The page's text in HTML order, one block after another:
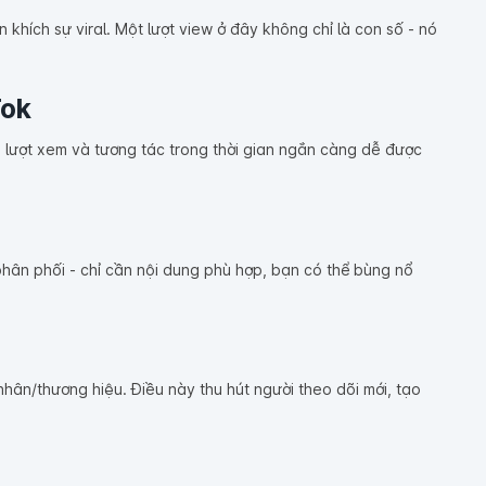
sự viral. Một lượt view ở đây không chỉ là con số - nó
xem và tương tác trong thời gian ngắn càng dễ được
phối - chỉ cần nội dung phù hợp, bạn có thể bùng nổ
thương hiệu. Điều này thu hút người theo dõi mới, tạo